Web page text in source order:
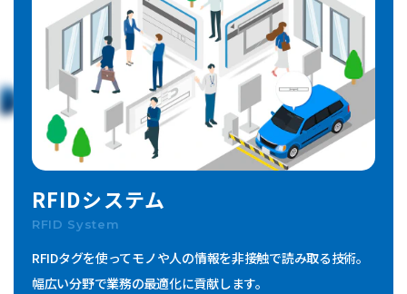
RFIDシステム
RFID System
RFIDタグを使ってモノや人の情報を非接触で読み取る技術。
幅広い分野で業務の最適化に貢献します。